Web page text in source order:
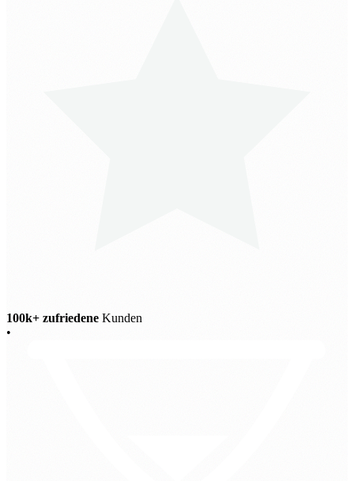
100k+ zufriedene Kunden
•